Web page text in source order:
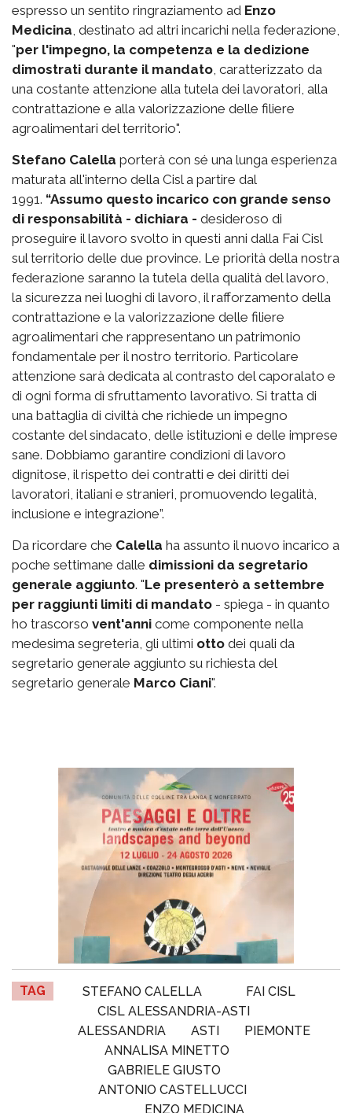
espresso un sentito ringraziamento ad Enzo
Medicina, destinato ad altri incarichi nella federazione,
"per l'impegno, la competenza e la dedizione
dimostrati durante il mandato, caratterizzato da
una costante attenzione alla tutela dei lavoratori, alla
contrattazione e alla valorizzazione delle filiere
agroalimentari del territorio".
Stefano Calella porterà con sé una lunga esperienza
maturata all'interno della Cisl a partire dal
1991. “Assumo questo incarico con grande senso
di responsabilità - dichiara - desideroso di
proseguire il lavoro svolto in questi anni dalla Fai Cisl
sul territorio delle due province. Le priorità della nostra
federazione saranno la tutela della qualità del lavoro,
la sicurezza nei luoghi di lavoro, il rafforzamento della
contrattazione e la valorizzazione delle filiere
agroalimentari che rappresentano un patrimonio
fondamentale per il nostro territorio. Particolare
attenzione sarà dedicata al contrasto del caporalato e
di ogni forma di sfruttamento lavorativo. Si tratta di
una battaglia di civiltà che richiede un impegno
costante del sindacato, delle istituzioni e delle imprese
sane. Dobbiamo garantire condizioni di lavoro
dignitose, il rispetto dei contratti e dei diritti dei
lavoratori, italiani e stranieri, promuovendo legalità,
inclusione e integrazione”.
Da ricordare che Calella ha assunto il nuovo incarico a
poche settimane dalle dimissioni da segretario
generale aggiunto. "Le presenterò a settembre
per raggiunti limiti di mandato - spiega - in quanto
ho trascorso vent'anni come componente nella
medesima segreteria, gli ultimi otto dei quali da
segretario generale aggiunto su richiesta del
segretario generale Marco Ciani".
TAG STEFANO CALELLA
FAI CISL
CISL ALESSANDRIA-ASTI
ALESSANDRIA
ASTI
PIEMONTE
ANNALISA MINETTO
GABRIELE GIUSTO
ANTONIO CASTELLUCCI
ENZO MEDICINA